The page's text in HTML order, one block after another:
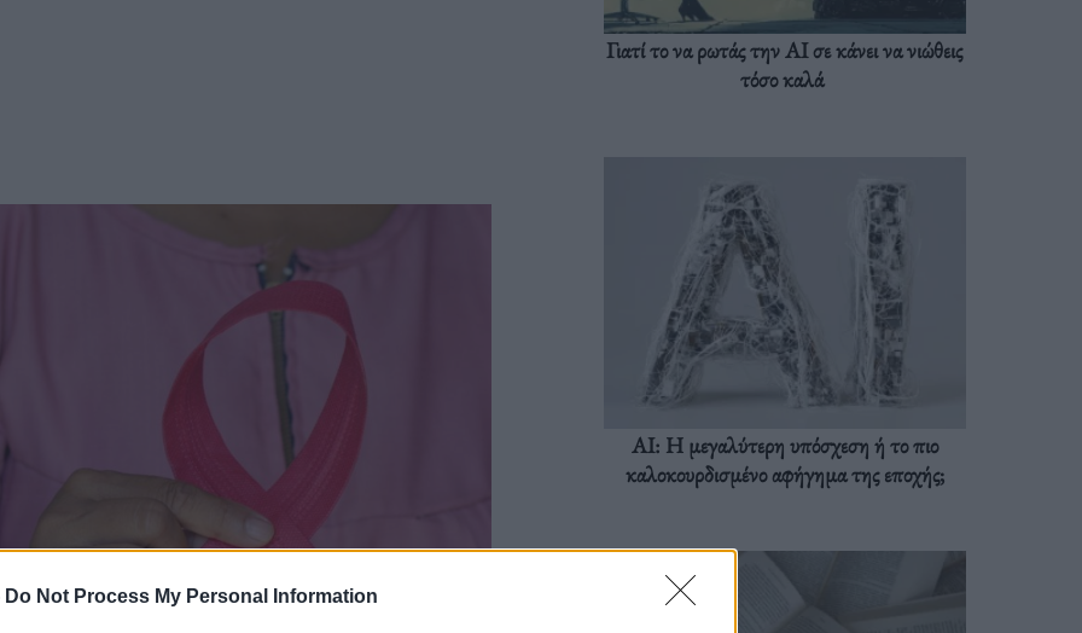
Do Not Process My Personal Information
Γιατί το να ρωτάς την AI σε κάνει να νιώθεις
τόσο καλά
AI: Η μεγαλύτερη υπόσχεση ή το πιο
καλοκουρδισμένο αφήγημα της εποχής;